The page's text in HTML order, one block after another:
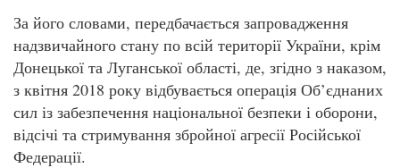
За його словами, передбачається запровадження
надзвичайного стану по всій території України, крім
Донецької та Луганської області, де, згідно з наказом,
з квітня 2018 року відбувається операція Об’єднаних
сил із забезпечення національної безпеки і оборони,
відсічі та стримування збройної агресії Російської
Федерації.